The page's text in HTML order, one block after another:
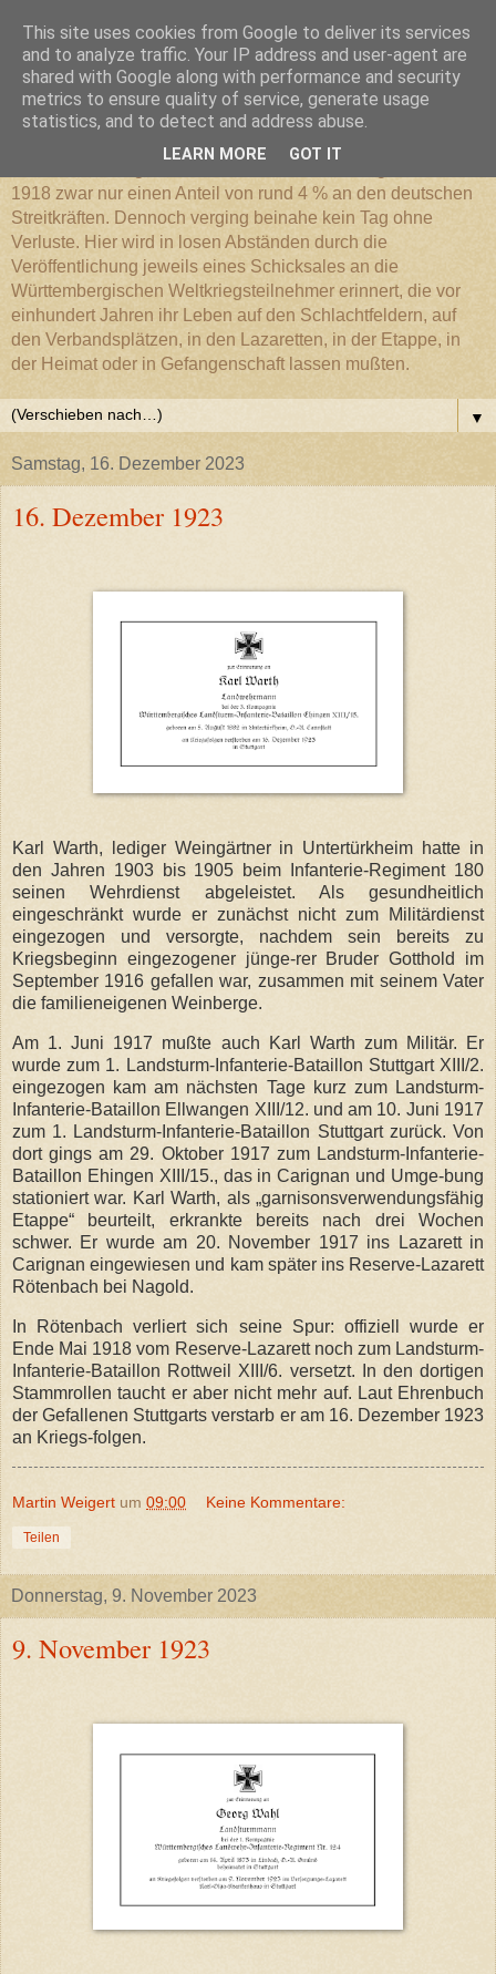
Württembergischer
Weltkriegs-Blog
1918 zwar nur einen Anteil von rund 4 % an den deutschen
Streitkräften. Dennoch verging beinahe kein Tag ohne
Verluste. Hier wird in losen Abständen durch die
Veröffentlichung jeweils eines Schicksales an die
Württembergischen Weltkriegsteilnehmer erinnert, die vor
einhundert Jahren ihr Leben auf den Schlachtfeldern, auf
den Verbandsplätzen, in den Lazaretten, in der Etappe, in
der Heimat oder in Gefangenschaft lassen mußten.
▼
Samstag, 16. Dezember 2023
16. Dezember 1923
Karl Warth, lediger Weingärtner in Untertürkheim hatte in
den Jahren 1903 bis 1905 beim Infanterie-Regiment 180
seinen Wehrdienst abgeleistet. Als gesundheitlich
eingeschränkt wurde er zunächst nicht zum Militärdienst
eingezogen und versorgte, nachdem sein bereits zu
Kriegsbeginn eingezogener jünge-rer Bruder Gotthold im
September 1916 gefallen war, zusammen mit seinem Vater
die familieneigenen Weinberge.
Am 1. Juni 1917 mußte auch Karl Warth zum Militär. Er
wurde zum 1. Landsturm-Infanterie-Bataillon Stuttgart XIII/2.
eingezogen kam am nächsten Tage kurz zum Landsturm-
Infanterie-Bataillon Ellwangen XIII/12. und am 10. Juni 1917
zum 1. Landsturm-Infanterie-Bataillon Stuttgart zurück. Von
dort gings am 29. Oktober 1917 zum Landsturm-Infanterie-
Bataillon Ehingen XIII/15., das in Carignan und Umge-bung
stationiert war. Karl Warth, als „garnisonsverwendungsfähig
Etappe“ beurteilt, erkrankte bereits nach drei Wochen
schwer. Er wurde am 20. November 1917 ins Lazarett in
Carignan eingewiesen und kam später ins Reserve-Lazarett
Rötenbach bei Nagold.
In Rötenbach verliert sich seine Spur: offiziell wurde er
Ende Mai 1918 vom Reserve-Lazarett noch zum Landsturm-
Infanterie-Bataillon Rottweil XIII/6. versetzt. In den dortigen
Stammrollen taucht er aber nicht mehr auf. Laut Ehrenbuch
der Gefallenen Stuttgarts verstarb er am 16. Dezember 1923
an Kriegs-folgen.
Martin Weigert um 09:00 Keine Kommentare:
Teilen
Donnerstag, 9. November 2023
9. November 1923
This site uses cookies from Google to deliver its services
and to analyze traffic. Your IP address and user-agent are
shared with Google along with performance and security
metrics to ensure quality of service, generate usage
statistics, and to detect and address abuse.
LEARN MORE GOT IT